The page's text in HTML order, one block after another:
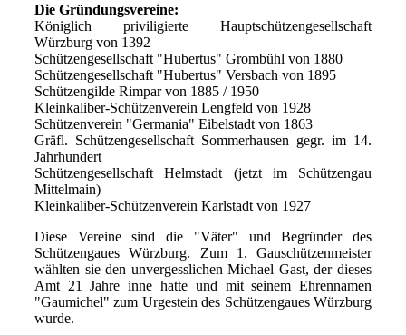
Die Gründungsvereine:
Königlich priviligierte Hauptschützengesellschaft
Würzburg von 1392
Schützengesellschaft "Hubertus" Grombühl von 1880
Schützengesellschaft "Hubertus" Versbach von 1895
Schützengilde Rimpar von 1885 / 1950
Kleinkaliber-Schützenverein Lengfeld von 1928
Schützenverein "Germania" Eibelstadt von 1863
Gräfl. Schützengesellschaft Sommerhausen gegr. im 14.
Jahrhundert
Schützengesellschaft Helmstadt (jetzt im Schützengau
Mittelmain)
Kleinkaliber-Schützenverein Karlstadt von 1927
Diese Vereine sind die "Väter" und Begründer des
Schützengaues Würzburg. Zum 1. Gauschützenmeister
wählten sie den unvergesslichen Michael Gast, der dieses
Amt 21 Jahre inne hatte und mit seinem Ehrennamen
"Gaumichel" zum Urgestein des Schützengaues Würzburg
wurde.